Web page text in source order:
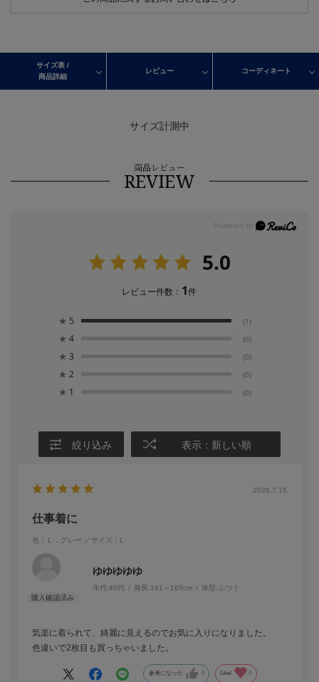
サイズ表 /
商品詳細
レビュー コーディネート
サイズ計測中
商品レビュー
REVIEW
5.0
レビュー件数： 1件
★ 5 (1)
★ 4 (0)
★ 3 (0)
★ 2 (0)
★ 1 (0)
絞り込み 表示：新しい順
2026.7.15
仕事着に
色：Ｌ．グレー ／サイズ：L
ゆゆゆゆゆ
年代:40代 身長:161～165cm 体型: ふつう
気楽に着られて、綺麗に見えるのでお気に入りになりました。
色違いで2枚目も買っちゃいました。
参考になった 0 Like! 0